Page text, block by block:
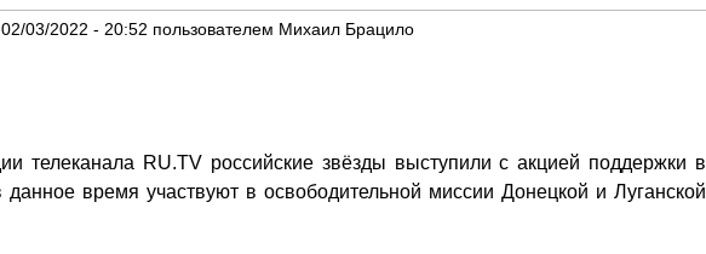
03/2022 - 20:52 пользователем Михаил Брацило
телеканала RU.TV российские звёзды выступили с акцией поддержки в
время участвуют в освободительной миссии Донецкой и Луганской